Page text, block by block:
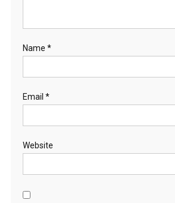
Name *
Email *
Website